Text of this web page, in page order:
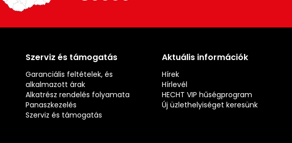
Szerviz és támogatás
Garanciális feltételek, és
alkalmazott árak
Alkatrész rendelés folyamata
Panaszkezelés
Szerviz és támogatás
Aktuális információk
Hírek
Hírlevél
HECHT VIP hűségprogram
Új üzlethelyiséget keresünk